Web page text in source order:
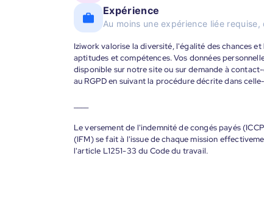
Expérience
Au moins une expérience liée
Iziwork valorise la diversité, l'égalité des chances
aptitudes et compétences. Vos données
disponible sur notre site ou sur demande à
au RGPD en suivant la procédure décrite dans
Le versement de l'indemnité de congés payés
(IFM) se fait à l'issue de chaque mission
l'article L1251-33 du Code du travail.